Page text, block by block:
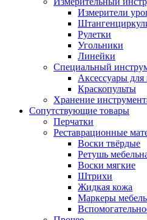
Измерители
Рулетки
Угольники
Линейки
Специальный
Аксессуары для
Краскопульты
Хранение
Сопутствующие товары
Перчатки
Реставрационные
Воски твёрдые
Ретушь
Воски мягкие
Штрихи
Жидкая кожа
Маркеры